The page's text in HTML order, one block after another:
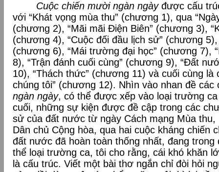
Cuộc chiến mười ngàn ngàyđược cấu
với “Khát vọng mùa thu” (chương 1), qua
(chương 2), “Mãi mãi Điện Biên” (chương 3),
(chương 4), “Cuộc đối đầu lịch sử” (chương
(chương 6), “Mái trường đại học” (chương 7),
8), “Trận đánh cuối cùng” (chương 9), “Đất
10), “Thách thức” (chương 11) và cuối cùng là
chúng tôi” (chương 12). Nhìn vào nhan đề
ngàn ngày, có thể được xếp vào loại trường
cuối, những sự kiện được đề cập trong các
sử của đất nước từ ngày Cách mạng Mùa
Dân chủ Cộng hòa, qua hai cuộc kháng chiến
đất nước đã hoàn toàn thống nhất, đang
thể loại trường ca, tôi cho rằng, cái khó khăn
là cấu trúc. Viết một bài thơ ngắn chỉ đòi hỏi